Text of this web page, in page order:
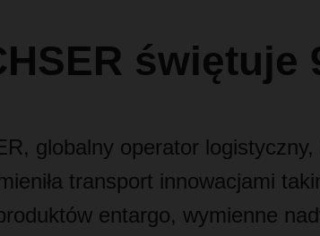
świętuje
globalny operator
transport innowacjami
entargo, wymienne